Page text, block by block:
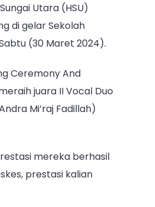
Se
Utara (HSU)
di gelar Sekolah
(30 Maret 2024).
Ceremony And
juara II Vocal Duo
Mi’raj Fadillah)
mereka berhasil
prestasi kalian